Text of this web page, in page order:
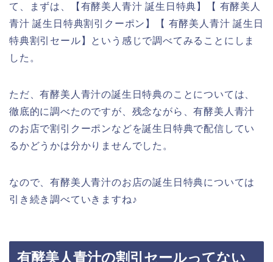
て、まずは、【有酵美人青汁 誕生日特典】【 有酵美人
青汁 誕生日特典割引クーポン】【 有酵美人青汁 誕生日
特典割引セール】という感じで調べてみることにしま
した。
ただ、有酵美人青汁の誕生日特典のことについては、
徹底的に調べたのですが、残念ながら、有酵美人青汁
のお店で割引クーポンなどを誕生日特典で配信してい
るかどうかは分かりませんでした。
なので、有酵美人青汁のお店の誕生日特典については
引き続き調べていきますね♪
有酵美人青汁の割引セールってない